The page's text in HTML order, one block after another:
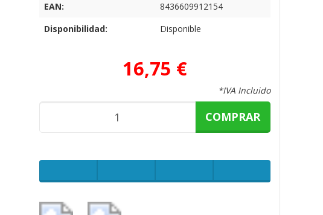
EAN:
8436609912154
Disponibilidad:
Disponible
16,75 €
*IVA Incluido
COMPRAR